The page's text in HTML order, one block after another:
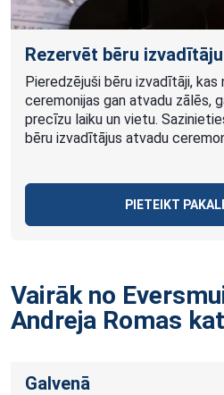
Rezervēt bēru
Pieredzējuši bēru izvadītāji, kas
ceremonijas gan atvadu zālēs,
precīzu laiku un vietu.
bēru izvadītājus atvadu
PIETEIKT
Vairāk no
Andreja Romas
Galvenā